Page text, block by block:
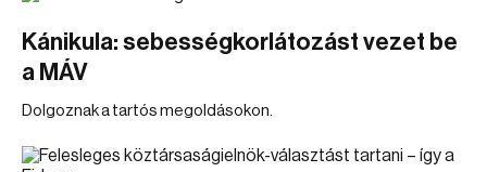
Kánikula: sebességkorlátozást vezet be
a MÁV
Dolgoznak a tartós megoldásokon.